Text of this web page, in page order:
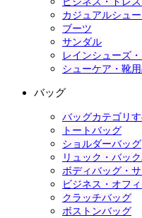
カジュアルシュ
ブーツ
サンダル
レインシューズ
シューケア・靴
バッグ
バッグカテゴリ
トートバッグ
ショルダーバッグ
リュック・バッ
ボディバッグ・
ビジネス・オフ
クラッチバッグ
ボストンバッグ